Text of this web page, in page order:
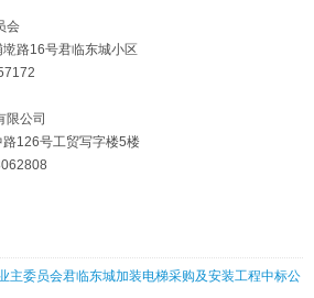
主委员会
山镇浦墘路16号君临东城小区
工程管理有限公司
福新中路126号工贸写字楼5楼
、0591-28062808
主委员会君临东城加装电梯采购及安装工程中标公